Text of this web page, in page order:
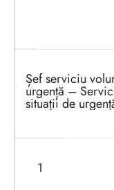
Șef serviciu
urgență –
situații de
1